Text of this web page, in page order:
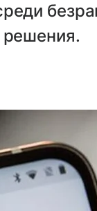
решения.